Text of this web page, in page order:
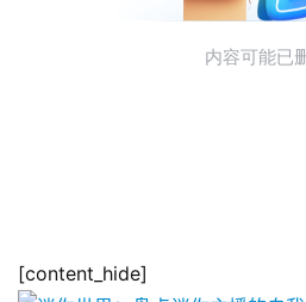
[content_hide]